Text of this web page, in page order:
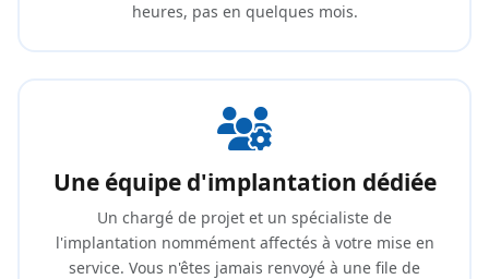
heures, pas en quelques mois.
Une équipe d'implantation dédiée
Un chargé de projet et un spécialiste de
l'implantation nommément affectés à votre mise en
service. Vous n'êtes jamais renvoyé à une file de